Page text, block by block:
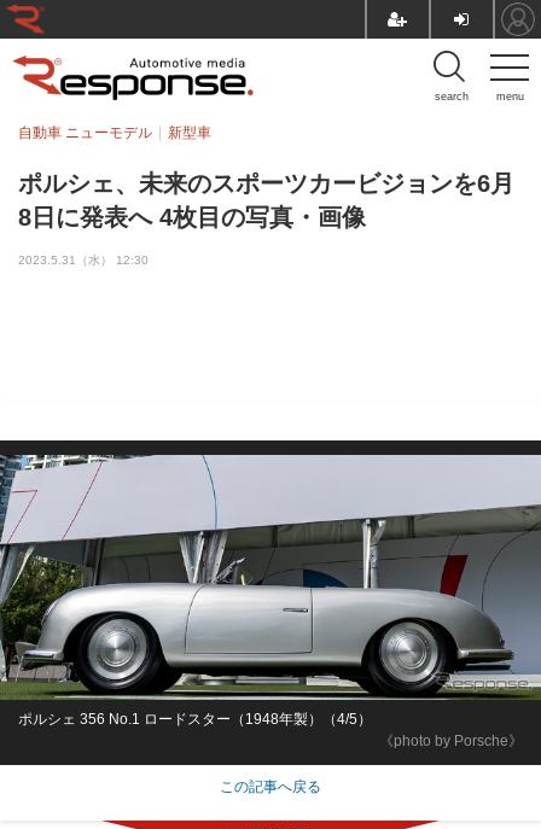
menu
search
ポルシェ、未来のスポーツカービジョンを6月
8日に発表へ 4枚目の写真・画像
自動車 ニューモデル 新型車
2023.5.31（水） 12:30
《photo by Porsche》
ポルシェ 356 No.1 ロードスター（1948年製）（4/5）
この記事へ戻る